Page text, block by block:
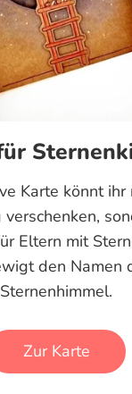
Karte könnt ihr
Eltern mit
den Namen
Sternenhimmel.
Zur Karte